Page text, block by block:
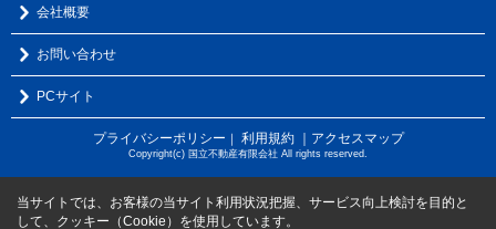
会社概要
お問い合わせ
PCサイト
プライバシーポリシー 利用規約 ｜アクセスマップ
Copyright(c) 国立不動産有限会社 All rights reserved.
当サイトでは、お客様の当サイト利用状況把握、サービス向上検討を目的と
して、クッキー（Cookie）を使用しています。